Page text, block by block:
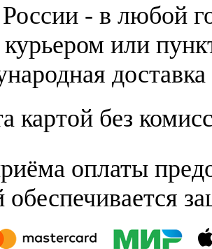
- в любой
или
картой без
оплаты
обеспечивается